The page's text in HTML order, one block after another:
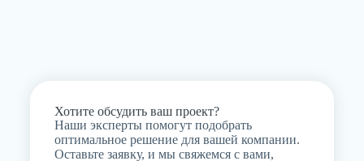
Хотите обсудить ваш проект?
Наши эксперты помогут подобрать
оптимальное решение для вашей компании.
Оставьте заявку, и мы свяжемся с вами,